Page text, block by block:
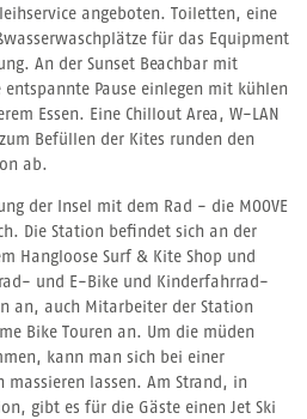
angeboten. Toiletten, eine
für das Equipment
An der Sunset Beachbar mit
Pause einlegen mit kühlen
Essen. Eine Chillout Area, W-LAN
Befüllen der Kites runden den
ab.
der Insel mit dem Rad - die MOOVE
Die Station befindet sich an der
Hangloose Surf & Kite Shop und
und E-Bike und Kinderfahrrad-
an, auch Mitarbeiter der Station
Bike Touren an. Um die müden
kann man sich bei einer
massieren lassen. Am Strand, in
gibt es für die Gäste einen Jet Ski